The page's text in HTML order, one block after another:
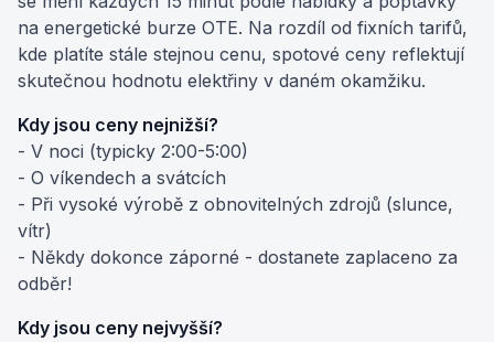
na energetické burze OTE. Na rozdíl od fixních tarifů,
kde platíte stále stejnou cenu, spotové ceny reflektují
skutečnou hodnotu elektřiny v daném okamžiku.
Kdy jsou ceny nejnižší?
- V noci (typicky 2:00-5:00)
- O víkendech a svátcích
- Při vysoké výrobě z obnovitelných zdrojů (slunce,
vítr)
- Někdy dokonce záporné - dostanete zaplaceno za
odběr!
Kdy jsou ceny nejvyšší?